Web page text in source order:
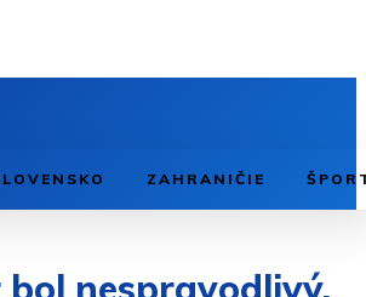
ZAHRANIČIE